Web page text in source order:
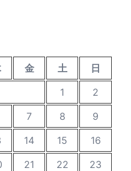
金 土
日
1
2
7 8
9
14 15
16
21 22
23